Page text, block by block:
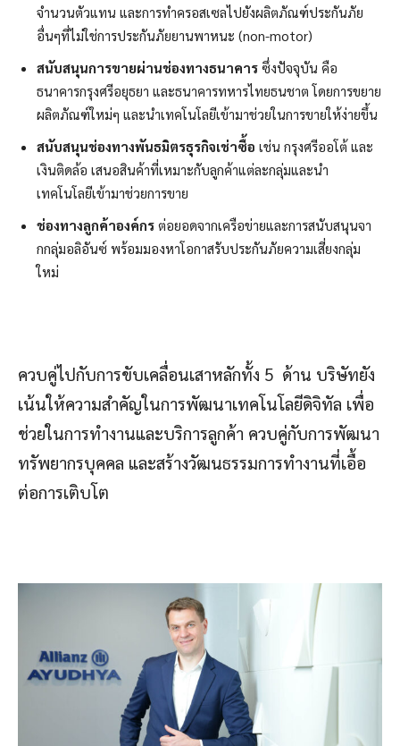
จำนวนตัวแทน และการทำครอสเซลไปยังผลิตภัณฑ์ประกันภัย
อื่นๆที่ไม่ใช่การประกันภัยยานพาหนะ (non-motor)
สนับสนุนการขายผ่านช่องทางธนาคาร ซึ่งปัจจุบัน คือ
ธนาคารกรุงศรีอยุธยา และธนาคารทหารไทยธนชาต โดยการขยาย
ผลิตภัณฑ์ใหม่ๆ และนำเทคโนโลยีเข้ามาช่วยในการขายให้ง่ายขึ้น
สนับสนุนช่องทางพันธมิตรธุรกิจเช่าซื้อ เช่น กรุงศรีออโต้ และ
เงินติดล้อ เสนอสินค้าที่เหมาะกับลูกค้าแต่ละกลุ่มและนำ
เทคโนโลยีเข้ามาช่วยการขาย
ช่องทางลูกค้าองค์กร ต่อยอดจากเครือข่ายและการสนับสนุนจา
กกลุ่มอลิอันซ์ พร้อมมองหาโอกาสรับประกันภัยความเสี่ยงกลุ่ม
ใหม่
ควบคู่ไปกับการขับเคลื่อนเสาหลักทั้ง 5 ด้าน บริษัทยัง
เน้นให้ความสำคัญในการพัฒนาเทคโนโลยีดิจิทัล เพื่อ
ช่วยในการทำงานและบริการลูกค้า ควบคู่กับการพัฒนา
ทรัพยากรบุคคล และสร้างวัฒนธรรมการทำงานที่เอื้อ
ต่อการเติบโต